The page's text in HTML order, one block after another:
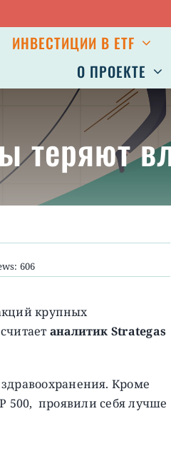
ИНВЕСТИЦИИ В ETF
О ПРОЕКТЕ
теряют
606
крупных
аналитик Strategas
Кроме
500, проявили себя лучше